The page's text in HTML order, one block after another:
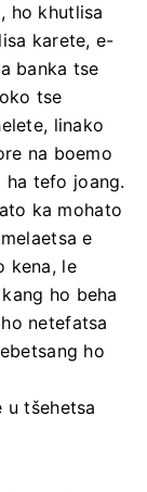
ho khutlisa
karete, e-
banka tse
tse
linako
na boemo
ha tefo joang.
ka mohato
e
kena, le
ho beha
netefatsa
ho
u tšehetsa